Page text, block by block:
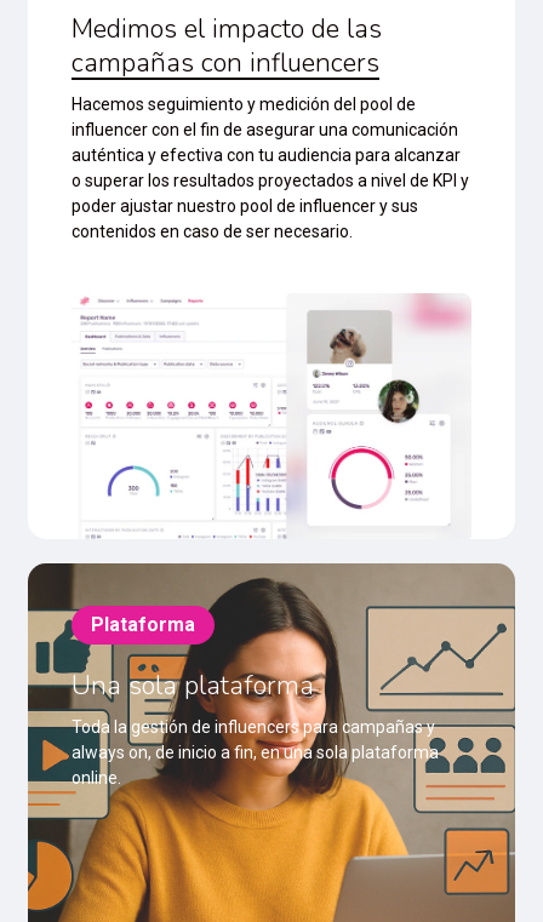
Medimos el impacto de las
campañas con influencers
Hacemos seguimiento y medición del pool de
influencer con el fin de asegurar una comunicación
auténtica y efectiva con tu audiencia para alcanzar
o superar los resultados proyectados a nivel de KPI y
poder ajustar nuestro pool de influencer y sus
contenidos en caso de ser necesario.
Plataforma
Una sola plataforma
Toda la gestión de influencers para campañas y
always on, de inicio a fin, en una sola plataforma
online.